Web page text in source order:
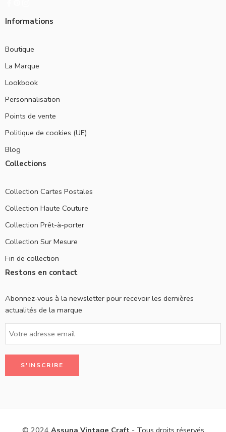
Informations
Boutique
La Marque
Lookbook
Personnalisation
Points de vente
Politique de cookies (UE)
Blog
Collections
Collection Cartes Postales
Collection Haute Couture
Collection Prêt-à-porter
Collection Sur Mesure
Fin de collection
Restons en contact
Abonnez-vous à la newsletter pour recevoir les dernières
actualités de la marque
© 2024 Assuna Vintage Craft - Tous droits réservés